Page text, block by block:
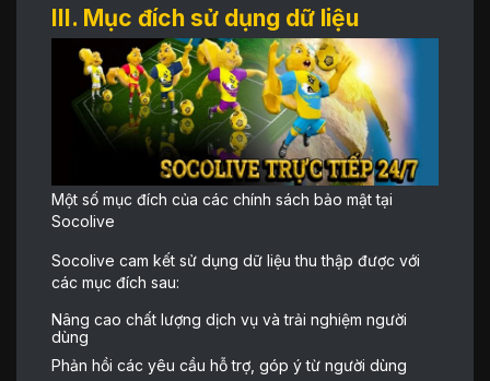
III. Mục đích sử dụng dữ liệu
Một số mục đích của các chính sách bảo mật tại
Socolive
Socolive cam kết sử dụng dữ liệu thu thập được với
các mục đích sau:
Nâng cao chất lượng dịch vụ và trải nghiệm người
dùng
Phản hồi các yêu cầu hỗ trợ, góp ý từ người dùng